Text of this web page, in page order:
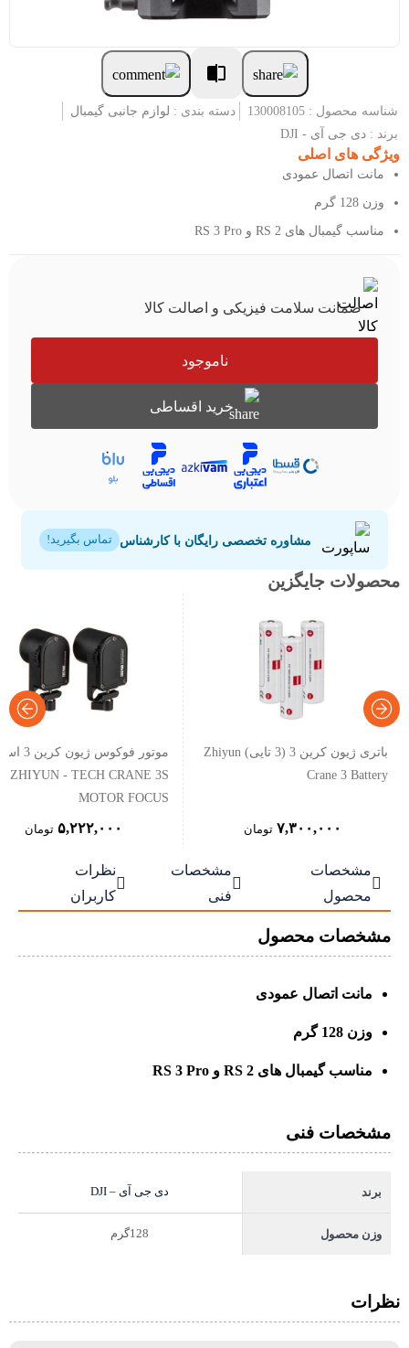
شناسه محصول : 130008105 دسته بندی : لوازم جانبی گیمبال
برند : دی جی آی - DJI
ویژگی های اصلی
مانت اتصال عمودی
وزن 128 گرم
مناسب گیمبال های RS 2 و RS 3 Pro
ضمانت سلامت فیزیکی و اصالت کالا
ناموجود
خرید اقساطی
مشاوره تخصصی رایگان با کارشناس تماس بگیرید!
محصولات جایگزین
باتری ژیون کرین 3 (3 تایی) Zhiyun
Crane 3 Battery
۷,۳۰۰,۰۰۰ تومان
موتور فوکوس ژیون کرین 3 اس
ZHIYUN - TECH CRANE 3S
MOTOR FOCUS
۵,۲۲۲,۰۰۰ تومان

مشخصات
محصول

مشخصات
فنی

نظرات
کاربران
مشخصات محصول
مانت اتصال عمودی
وزن 128 گرم
مناسب گیمبال های RS 2 و RS 3 Pro
مشخصات فنی
برند دی جی آی – DJI
وزن محصول 128گرم
نظرات